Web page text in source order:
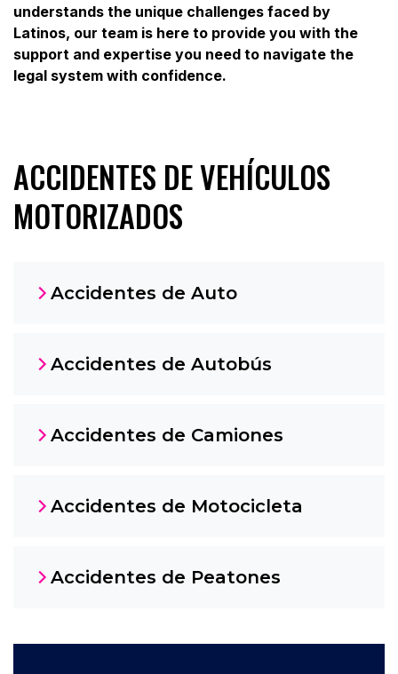
understands the unique challenges faced by
Latinos, our team is here to provide you with the
support and expertise you need to navigate the
legal system with confidence.
ACCIDENTES DE VEHÍCULOS
MOTORIZADOS
Accidentes de Auto
Accidentes de Autobús
Accidentes de Camiones
Accidentes de Motocicleta
Accidentes de Peatones